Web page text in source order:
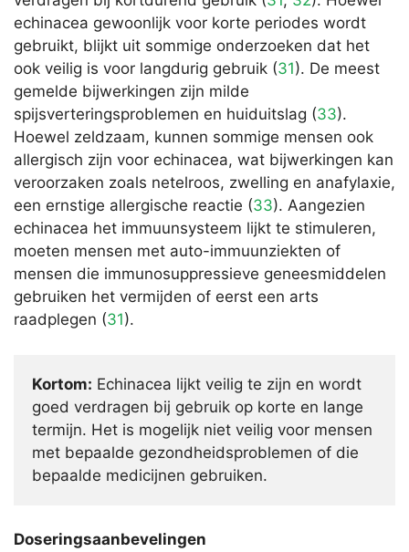
echinacea gewoonlijk voor korte periodes wordt
gebruikt, blijkt uit sommige onderzoeken dat het
ook veilig is voor langdurig gebruik (31). De meest
gemelde bijwerkingen zijn milde
spijsverteringsproblemen en huiduitslag (33).
Hoewel zeldzaam, kunnen sommige mensen ook
allergisch zijn voor echinacea, wat bijwerkingen kan
veroorzaken zoals netelroos, zwelling en anafylaxie,
een ernstige allergische reactie (33). Aangezien
echinacea het immuunsysteem lijkt te stimuleren,
moeten mensen met auto-immuunziekten of
mensen die immunosuppressieve geneesmiddelen
gebruiken het vermijden of eerst een arts
raadplegen (31).
Kortom: Echinacea lijkt veilig te zijn en wordt
goed verdragen bij gebruik op korte en lange
termijn. Het is mogelijk niet veilig voor mensen
met bepaalde gezondheidsproblemen of die
bepaalde medicijnen gebruiken.
Doseringsaanbevelingen